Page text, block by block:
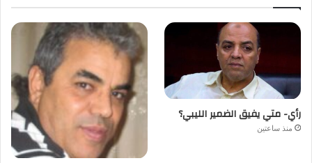
رأي- متي يفيق الضمير الليبي؟
منذ ساعتين